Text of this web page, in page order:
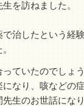
を訪ねました。
治したという経
ていたのでしょ
なり、咳などの
生のお世話になり